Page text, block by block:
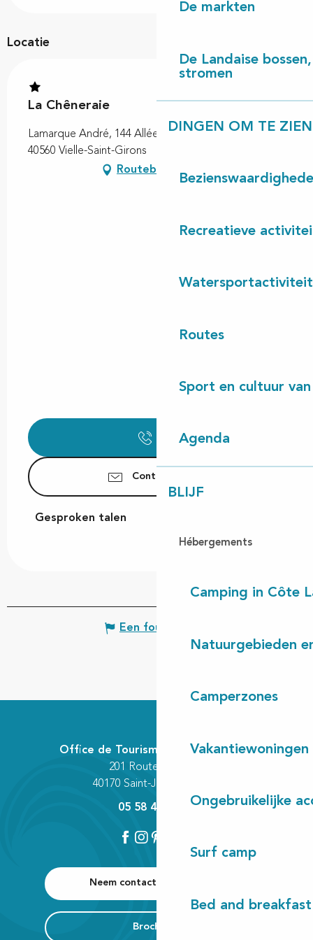
De markten
De Landaise
stromen
DINGEN OM TE
Recreatieve
Routes
Sport en cultuur
Agenda
BLIJF
Hébergements
Camping in Côte
Natuurgebieden
Camperzones
Vakantiewoningen
Ongebruikelijke
Surf camp
Bed and breakfast
Locatie
La Chêneraie
Lamarque André, 144 Allée des Alaoudes, Vielle,
40560 Vielle-Saint-Girons
Routebeschrijving
Contacteer ons
Gesproken talen
Gesproken talen
Een fout melden
Neem contact met ons op
Brochures
Office de Tourisme Communautaire
201 Route des Lacs
40170 Saint-Julien-en-Born
05 58 42 89 80